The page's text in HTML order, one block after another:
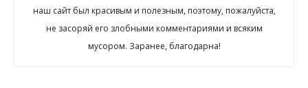
наш сайт был красивым и полезным, поэтому, пожалуйста,
не засоряй его злобными комментариями и всяким
мусором. Заранее, благодарна!